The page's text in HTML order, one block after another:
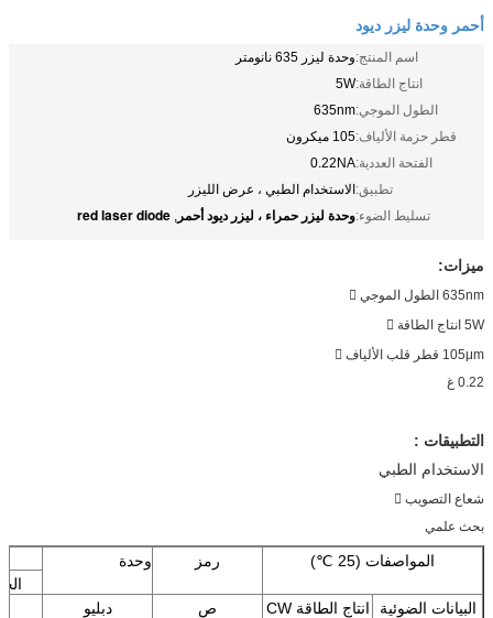
أحمر وحدة ليزر ديود
اسم المنتج:وحدة ليزر 635 نانومتر
انتاج الطاقة:5W
الطول الموجي:635nm
قطر حزمة الألياف:105 ميكرون
الفتحة العددية:0.22NA
تطبيق:الاستخدام الطبي ، عرض الليزر
تسليط الضوء:وحدة ليزر حمراء ، ليزر ديود أحمر ,
red laser diode
ميزات:
635nm الطول الموجي 
5W انتاج الطاقة 
105μm قطر قلب الألياف 
0.22 غ
التطبيقات :
الاستخدام الطبي
شعاع التصويب 
بحث علمي
المواصفات (25 ℃) رمز
وحدة
البيانات الضوئية
انتاج الطاقة CW ص
دبليو